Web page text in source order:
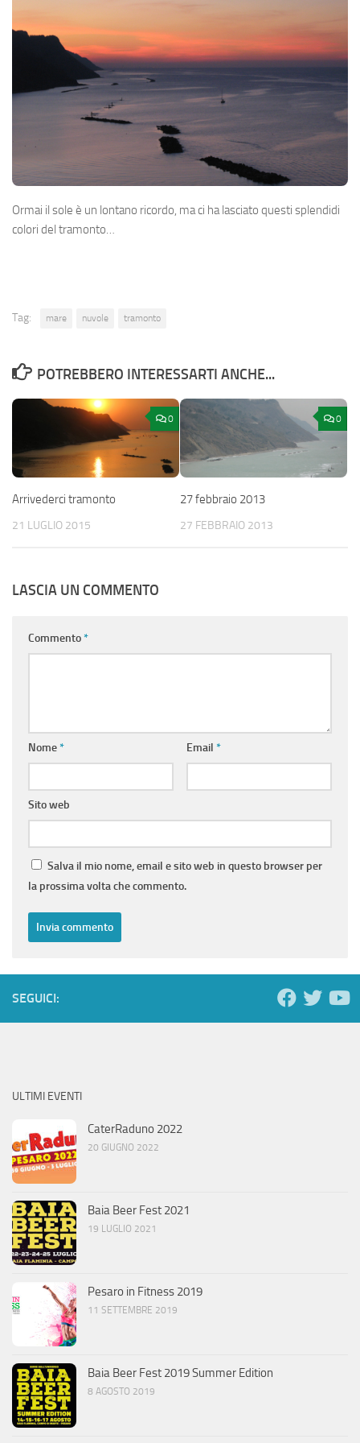
Ormai il sole è un lontano ricordo, ma ci ha lasciato questi splendidi
colori del tramonto…
Tag: mare nuvole tramonto
POTREBBERO INTERESSARTI ANCHE...
0
Arrivederci tramonto
21 LUGLIO 2015
0
27 febbraio 2013
27 FEBBRAIO 2013
LASCIA UN COMMENTO
Commento*
Nome* Email *
Sito web
Salva il mio nome, email e sito web in questo browser per
la prossima volta che commento.
SEGUICI:
ULTIMI EVENTI
CaterRaduno 2022
20 GIUGNO 2022
Baia Beer Fest 2021
19 LUGLIO 2021
Pesaro in Fitness 2019
11 SETTEMBRE 2019
Baia Beer Fest 2019 Summer Edition
8 AGOSTO 2019